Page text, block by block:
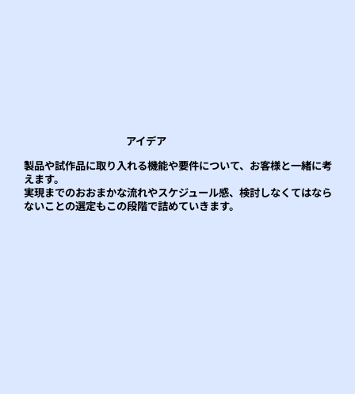
​アイデア
製品や試作品に取り入れる機能や要件について、お客様と一緒に考
えます。
実現までのおおまかな流れやスケジュール感、検討しなくてはなら
ないことの選定もこの段階で詰めていきます。